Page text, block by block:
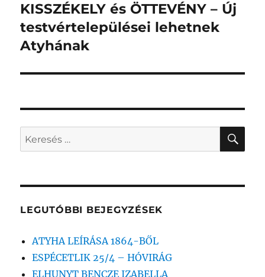
Következő
bejegyzés:
KISSZÉKELY és ÖTTEVÉNY – Új
testvértelepülései lehetnek
Atyhának
Keresés
a
kifejezésre:
LEGUTÓBBI BEJEGYZÉSEK
ATYHA LEÍRÁSA 1864-BŐL
ESPÉCETLIK 25/4 – HÓVIRÁG
ELHUNYT BENCZE IZABELLA